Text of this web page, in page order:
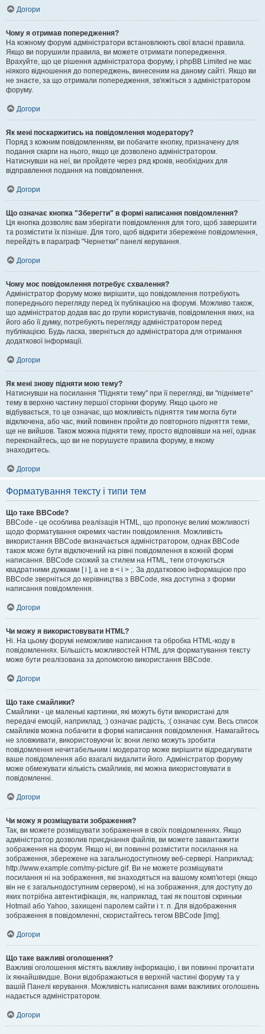
Догори
Чому я отримав попередження?
На кожному форумі адміністратори встановлюють свої власні правила.
Якщо ви порушили правила, ви можете отримати попередження.
Врахуйте, що це рішення адміністратора форуму, і phpBB Limited не має
ніякого відношення до попереджень, винесеним на даному сайті. Якщо ви
не знаєте, за що отримали попередження, зв'яжіться з адміністратором
форуму.
Догори
Як мені поскаржитись на повідомлення модератору?
Поряд з кожним повідомленням, ви побачите кнопку, призначену для
подання скарги на нього, якщо це дозволено адміністратором.
Натиснувши на неї, ви пройдете через ряд кроків, необхідних для
відправлення подання на повідомлення.
Догори
Що означає кнопка "Зберегти" в формі написання повідомлення?
Ця кнопка дозволяє вам зберігати повідомлення для того, щоб завершити
та розмістити їх пізніше. Для того, щоб відкрити збережене повідомлення,
перейдіть в параграф "Чернетки" панелі керування.
Догори
Чому моє повідомлення потребує схвалення?
Адміністратор форуму може вирішити, що повідомлення потребують
попереднього перегляду перед їх публікацією на форумі. Можливо також,
що адміністратор додав вас до групи користувачів, повідомлення яких, на
його або її думку, потребують перегляду адміністратором перед
публікацією. Будь ласка, зверніться до адміністратора для отримання
додаткової інформації.
Догори
Як мені знову підняти мою тему?
Натиснувши на посилання "Підняти тему" при її перегляді, ви "піднімете"
тему в верхню частину першої сторінки форуму. Якщо цього не
відбувається, то це означає, що можливість підняття тим могла бути
відключена, або час, який повинен пройти до повторного підняття теми,
ще не вийшов. Також можна підняти тему, просто відповівши на неї, однак
переконайтесь, що ви не порушуєте правила форуму, в якому
знаходитесь.
Догори
Форматування тексту і типи тем
Що таке BBCode?
BBCode - це особлива реалізація HTML, що пропонує великі можливості
щодо форматування окремих частин повідомлення. Можливість
використання BBCode визначається адміністратором, однак BBCode
також може бути відключений на рівні повідомлення в кожній формі
написання. BBCode схожий за стилем на HTML, теги оточуються
квадратними дужками [ і ], а не в < і > ;. За додатковою інформацією про
BBCode зверніться до керівництва з BBCode, яка доступна з форми
написання повідомлення.
Догори
Чи можу я використовувати HTML?
Ні. На цьому форумі неможливе написання та обробка HTML-коду в
повідомленнях. Більшість можливостей HTML для форматування тексту
може бути реалізована за допомогою використання BBCode.
Догори
Що таке смайлики?
Смайлики - це маленькі картинки, які можуть бути використані для
передачі емоцій, наприклад, :) означає радість, :( означає сум. Весь список
смайликів можна побачити в формі написання повідомлення. Намагайтесь
не зловживати, використовуючи їх: вони легко можуть зробити
повідомлення нечитабельним і модератор може вирішити відредагувати
ваше повідомлення або взагалі видалити його. Адміністратор форуму
може обмежувати кількість смайликів, які можна використовувати в
повідомленні.
Догори
Чи можу я розміщувати зображення?
Так, ви можете розміщувати зображення в своїх повідомленнях. Якщо
адміністратор дозволив приєднання файлів, ви можете завантажити
зображення на форум. Якщо ні, ви повинні розмістити посилання на
зображення, збережене на загальнодоступному веб-сервері. Наприклад:
http://www.example.com/my-picture.gif. Ви не можете розміщувати
посилання ні на зображення, які знаходяться на вашому комп'ютері (якщо
він не є загальнодоступним сервером), ні на зображення, для доступу до
яких потрібна автентифікація, як, наприклад, такі як поштові скриньки
Hotmail або Yahoo, захищені паролем сайти і т. п. Для відображення
зображення в повідомленні, скористайтесь тегом BBCode [img].
Догори
Що таке важливі оголошення?
Важливі оголошення містять важливу інформацію, і ви повинні прочитати
їх якнайшвидше. Вони відображаються в верхній частині форуму та у
вашій Панелі керування. Можливість написання вами важливих оголошень
надається адміністратором.
Догори